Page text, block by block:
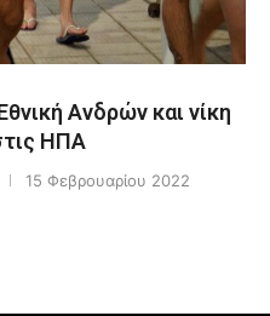
Ανδρών και νίκη
ΗΠΑ
15 Φεβρουαρίου 2022